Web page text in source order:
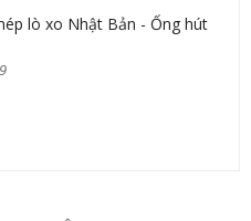
lò xo Nhật Bản - Ống hút